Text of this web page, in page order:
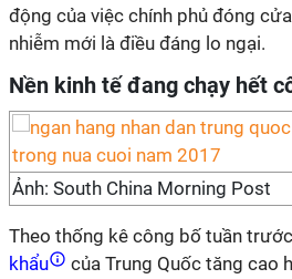
động của việc chính phủ đóng
nhiễm mới là điều đáng lo ngại.
Nền kinh tế đang chạy hết
Ảnh: South China Morning Post
Theo thống kê công bố tuần
khẩu
của Trung Quốc tăng cao